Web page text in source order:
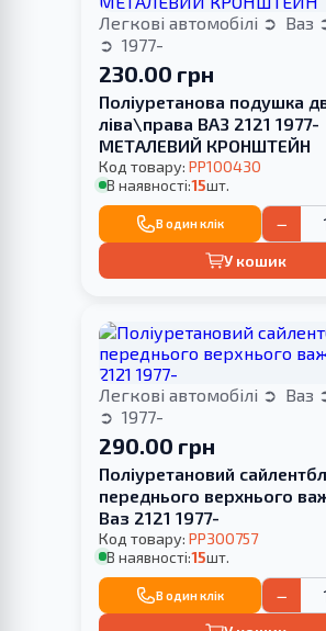
Легкові автомобілі Ваз
1977-
230.00 грн
Поліуретанова подушка
ліва\права ВАЗ 2121 1977-
МЕТАЛЕВИЙ КРОНШТЕЙН
Код товару: PP100430
В наявності:15шт.
В один клік −
У кошик
Легкові автомобілі Ваз
1977-
290.00 грн
Поліуретановий
переднього верхнього
Ваз 2121 1977-
Код товару: PP300757
В наявності:15шт.
В один клік −